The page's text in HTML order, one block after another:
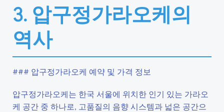
3. 압구정가라오케의
역사
### 압구정가라오케 예약 및 가격 정보
압구정가라오케는 한국 서울에 위치한 인기 있는 가라오
케 공간 중 하나로, 고품질의 음향 시스템과 넓은 공간으